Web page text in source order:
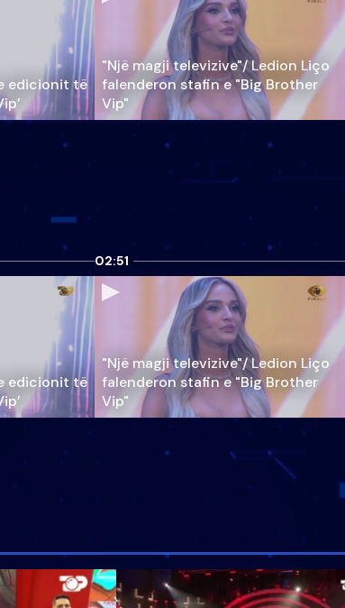
edicionit të
"Një magji televizive"/ Ledion Liço
falenderon stafin e "Big Brother
Vip"
edicionit të
02:51
"Një magji televizive"/ Ledion Liço
falenderon stafin e "Big Brother
Vip"